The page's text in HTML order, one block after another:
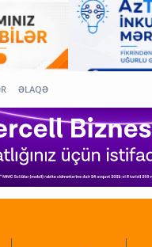
ƏLAQƏ